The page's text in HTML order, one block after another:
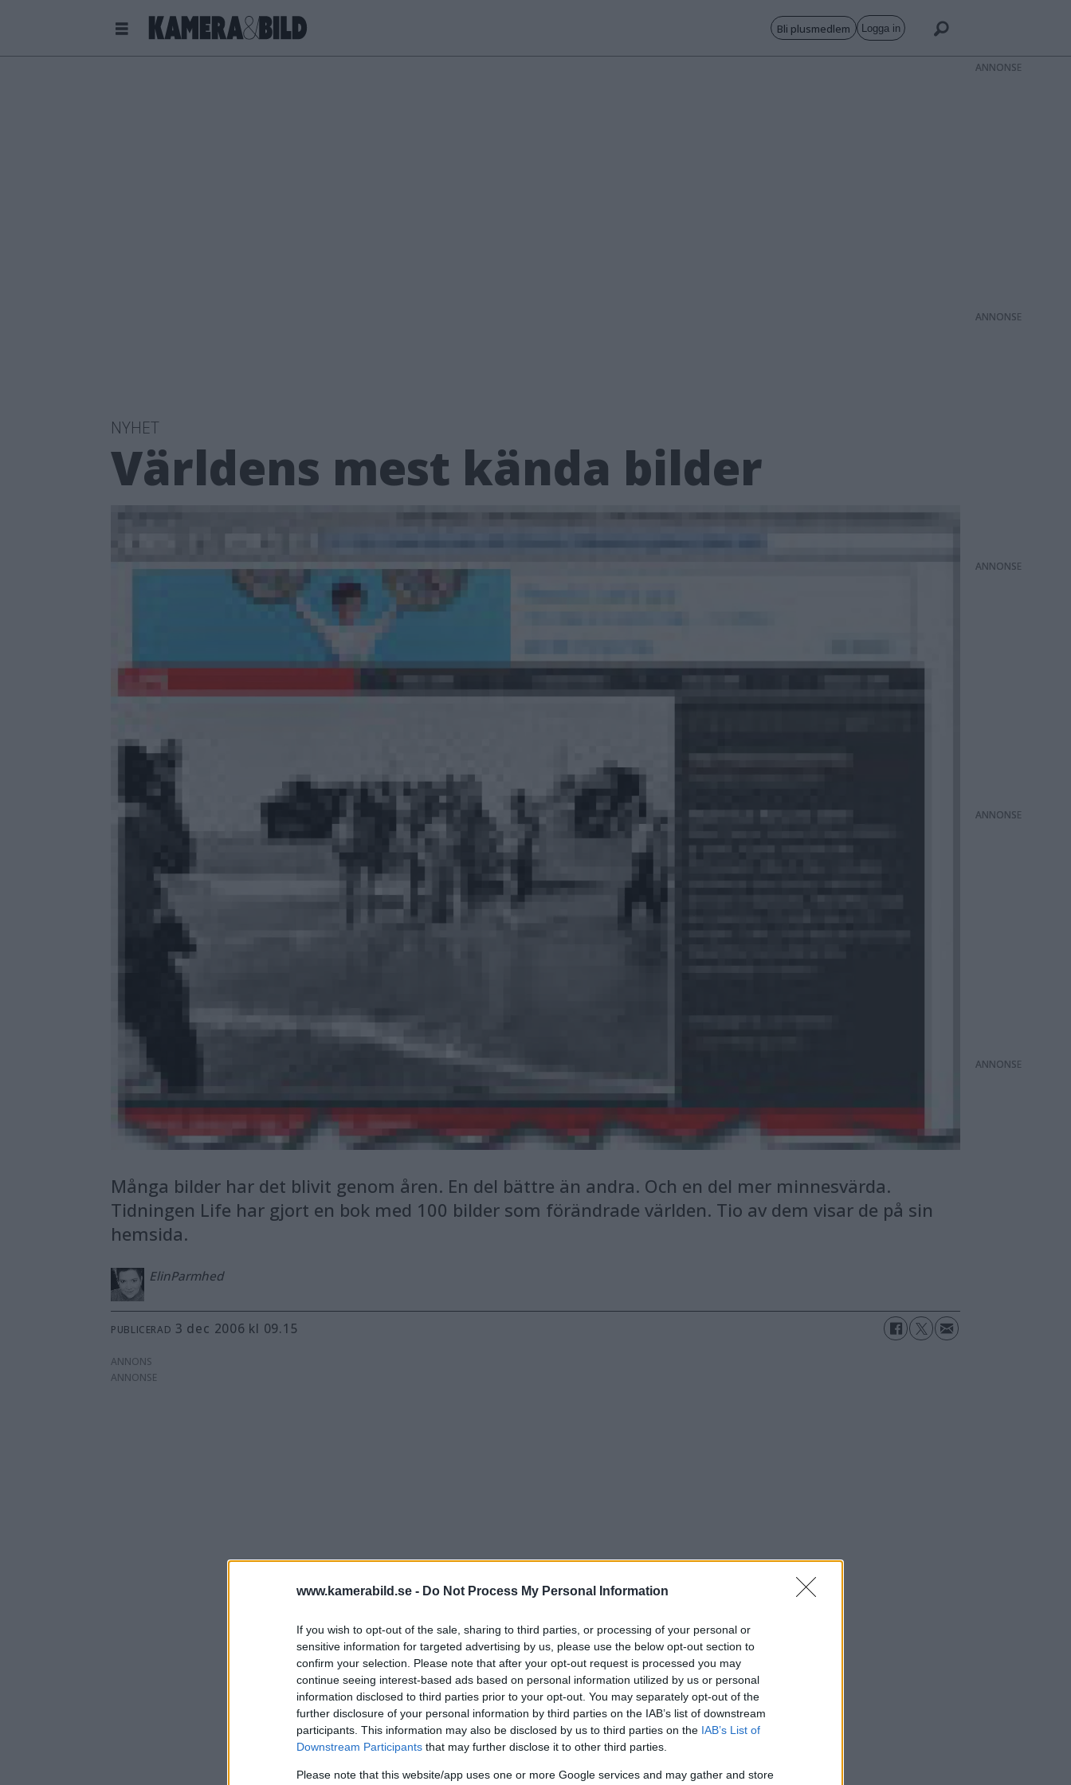
www.kamerabild.se - Do Not Process My Personal Information
If you wish to opt-out of the sale, sharing to third parties, or processing of your personal or
sensitive information for targeted advertising by us, please use the below opt-out section to
confirm your selection. Please note that after your opt-out request is processed you may
continue seeing interest-based ads based on personal information utilized by us or personal
information disclosed to third parties prior to your opt-out. You may separately opt-out of the
further disclosure of your personal information by third parties on the IAB’s list of downstream
participants. This information may also be disclosed by us to third parties on the IAB’s List of
Downstream Participants that may further disclose it to other third parties.
Please note that this website/app uses one or more Google services and may gather and store
Bli plusmedlem Logga in
NYHET
Världens mest kända bilder
Många bilder har det blivit genom åren. En del bättre än andra. Och en del mer minnesvärda.
Tidningen Life har gjort en bok med 100 bilder som förändrade världen. Tio av dem visar de på sin
hemsida.
ElinParmhed
PUBLICERAD 3 dec 2006 kl 09.15
ANNONS
ANNONS
ANNONS
ANNONS
ANNONS
ANNONS